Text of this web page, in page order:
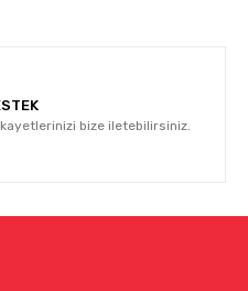
bize iletebilirsiniz.